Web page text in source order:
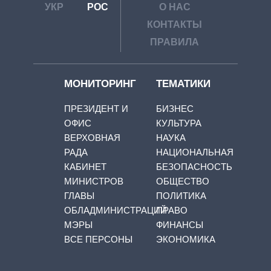
УКР РОС
О НАС
КОНТАКТЫ
ПРАВИЛА
МОНИТОРИНГ
ПРЕЗИДЕНТ И
ОФИС
ВЕРХОВНАЯ
РАДА
КАБИНЕТ
МИНИСТРОВ
ГЛАВЫ
ОБЛАДМИНИСТРАЦИЙ
МЭРЫ
ВСЕ ПЕРСОНЫ
ТЕМАТИКИ
БИЗНЕС
КУЛЬТУРА
НАУКА
НАЦИОНАЛЬНАЯ
БЕЗОПАСНОСТЬ
ОБЩЕСТВО
ПОЛИТИКА
ПРАВО
ФИНАНСЫ
ЭКОНОМИКА